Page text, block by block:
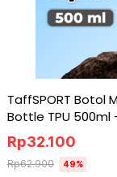
TaffSPORT Botol
Bottle TPU 500ml
Rp32.100
Rp62.900 49%